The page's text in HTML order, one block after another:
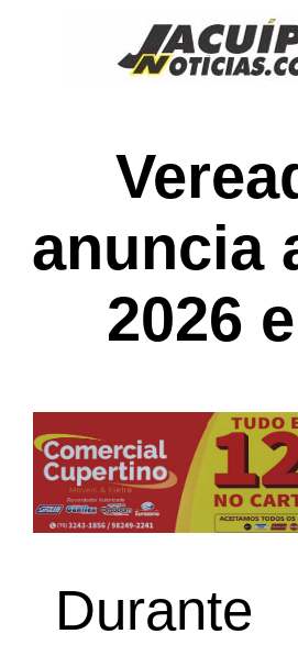
anuncia
2026